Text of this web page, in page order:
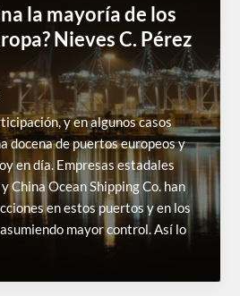
la mayoría de los
Nieves C. Pérez
y en algunos casos
docena de puertos europeos y
en día. Empresas estadales
China Ocean Shipping Co. han
en estos puertos y en los
mayor control. Así lo